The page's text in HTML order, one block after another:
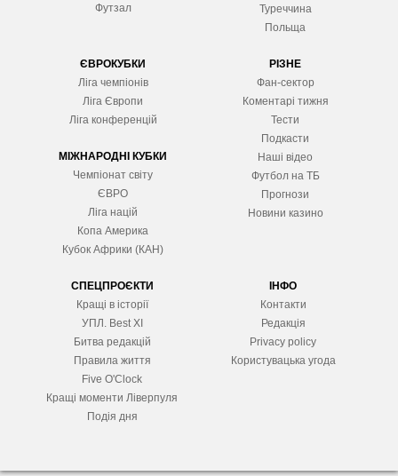
Футзал
Туреччина
Польща
ЄВРОКУБКИ
Ліга чемпіонів
Ліга Європи
Ліга конференцій
МІЖНАРОДНІ КУБКИ
Чемпіонат світу
ЄВРО
Ліга націй
Копа Америка
Кубок Африки (КАН)
РІЗНЕ
Фан-сектор
Коментарі тижня
Тести
Подкасти
Наші відео
Футбол на ТБ
Прогнози
Новини казино
СПЕЦПРОЄКТИ
Кращі в історії
УПЛ. Best XІ
Битва редакцій
Правила життя
Five O'Clock
Кращі моменти Ліверпуля
Подія дня
ІНФО
Контакти
Редакція
Privacy policy
Користувацька угода